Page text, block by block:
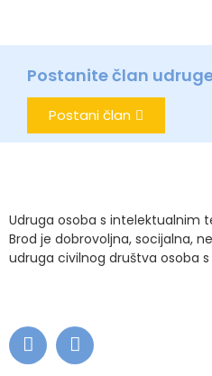
Postanite član
Postani član
Udruga osoba s intelektualnim
Brod je dobrovoljna, socijalna,
udruga civilnog društva osoba